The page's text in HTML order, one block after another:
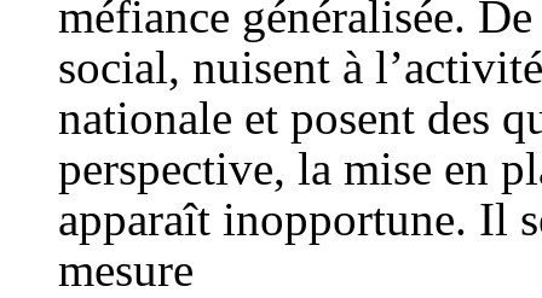
méfiance généralisée.
social, nuisent à
nationale et posent des
perspective, la mise en
apparaît inopportune. Il
mesure